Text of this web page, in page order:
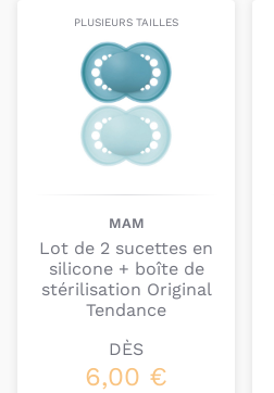
PLUSIEURS TAILLES
MAM
Lot de 2 sucettes en
silicone + boîte de
stérilisation Original
Tendance
DÈS
6,00 €